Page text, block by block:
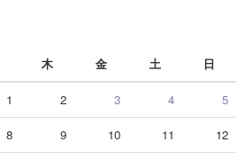
木 金 土 日
1 2 3 4 5
8 9 10 11 12